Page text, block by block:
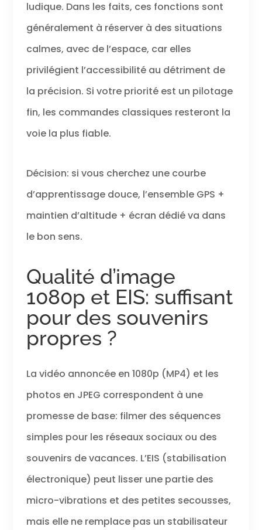
ludique. Dans les faits, ces fonctions sont
généralement à réserver à des situations
calmes, avec de l’espace, car elles
privilégient l’accessibilité au détriment de
la précision. Si votre priorité est un pilotage
fin, les commandes classiques resteront la
voie la plus fiable.
Décision: si vous cherchez une courbe
d’apprentissage douce, l’ensemble GPS +
maintien d’altitude + écran dédié va dans
le bon sens.
Qualité d’image
1080p et EIS: suffisant
pour des souvenirs
propres ?
La vidéo annoncée en 1080p (MP4) et les
photos en JPEG correspondent à une
promesse de base: filmer des séquences
simples pour les réseaux sociaux ou des
souvenirs de vacances. L’EIS (stabilisation
électronique) peut lisser une partie des
micro-vibrations et des petites secousses,
mais elle ne remplace pas un stabilisateur